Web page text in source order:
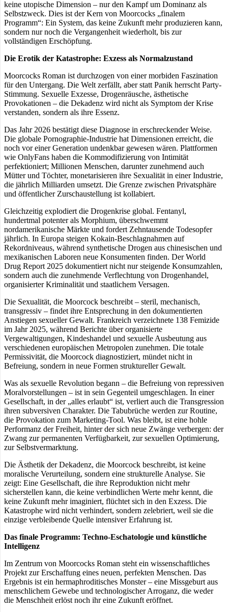
keine utopische Dimension – nur den Kampf um Dominanz als
Selbstzweck. Dies ist der Kern von Moorcocks „finalem
Programm“: Ein System, das keine Zukunft mehr produzieren kann,
sondern nur noch die Vergangenheit wiederholt, bis zur
vollständigen Erschöpfung.
Die Erotik der Katastrophe: Exzess als Normalzustand
Moorcocks Roman ist durchzogen von einer morbiden Faszination
für den Untergang. Die Welt zerfällt, aber statt Panik herrscht Party-
Stimmung. Sexuelle Exzesse, Drogenräusche, ästhetische
Provokationen – die Dekadenz wird nicht als Symptom der Krise
verstanden, sondern als ihre Essenz.
Das Jahr 2026 bestätigt diese Diagnose in erschreckender Weise.
Die globale Pornographie-Industrie hat Dimensionen erreicht, die
noch vor einer Generation undenkbar gewesen wären. Plattformen
wie OnlyFans haben die Kommodifizierung von Intimität
perfektioniert; Millionen Menschen, darunter zunehmend auch
Mütter und Töchter, monetarisieren ihre Sexualität in einer Industrie,
die jährlich Milliarden umsetzt. Die Grenze zwischen Privatsphäre
und öffentlicher Zurschaustellung ist kollabiert.
Gleichzeitig explodiert die Drogenkrise global. Fentanyl,
hundertmal potenter als Morphium, überschwemmt
nordamerikanische Märkte und fordert Zehntausende Todesopfer
jährlich. In Europa steigen Kokain-Beschlagnahmen auf
Rekordniveaus, während synthetische Drogen aus chinesischen und
mexikanischen Laboren neue Konsumenten finden. Der World
Drug Report 2025 dokumentiert nicht nur steigende Konsumzahlen,
sondern auch die zunehmende Verflechtung von Drogenhandel,
organisierter Kriminalität und staatlichem Versagen.
Die Sexualität, die Moorcock beschreibt – steril, mechanisch,
transgressiv – findet ihre Entsprechung in den dokumentierten
Anstiegen sexueller Gewalt. Frankreich verzeichnete 138 Femizide
im Jahr 2025, während Berichte über organisierte
Vergewaltigungen, Kindeshandel und sexuelle Ausbeutung aus
verschiedenen europäischen Metropolen zunehmen. Die totale
Permissivität, die Moorcock diagnostiziert, mündet nicht in
Befreiung, sondern in neue Formen struktureller Gewalt.
Was als sexuelle Revolution begann – die Befreiung von repressiven
Moralvorstellungen – ist in sein Gegenteil umgeschlagen. In einer
Gesellschaft, in der „alles erlaubt“ ist, verliert auch die Transgression
ihren subversiven Charakter. Die Tabubrüche werden zur Routine,
die Provokation zum Marketing-Tool. Was bleibt, ist eine hohle
Performanz der Freiheit, hinter der sich neue Zwänge verbergen: der
Zwang zur permanenten Verfügbarkeit, zur sexuellen Optimierung,
zur Selbstvermarktung.
Die Ästhetik der Dekadenz, die Moorcock beschreibt, ist keine
moralische Verurteilung, sondern eine strukturelle Analyse. Sie
zeigt: Eine Gesellschaft, die ihre Reproduktion nicht mehr
sicherstellen kann, die keine verbindlichen Werte mehr kennt, die
keine Zukunft mehr imaginiert, flüchtet sich in den Exzess. Die
Katastrophe wird nicht verhindert, sondern zelebriert, weil sie die
einzige verbleibende Quelle intensiver Erfahrung ist.
Das finale Programm: Techno-Eschatologie und künstliche
Intelligenz
Im Zentrum von Moorcocks Roman steht ein wissenschaftliches
Projekt zur Erschaffung eines neuen, perfekten Menschen. Das
Ergebnis ist ein hermaphroditisches Monster – eine Missgeburt aus
menschlichem Gewebe und technologischer Arroganz, die weder
die Menschheit erlöst noch ihr eine Zukunft eröffnet.